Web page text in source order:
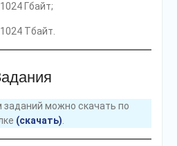
Гбайт;
Тбайт.
заданий можно скачать по
(скачать).